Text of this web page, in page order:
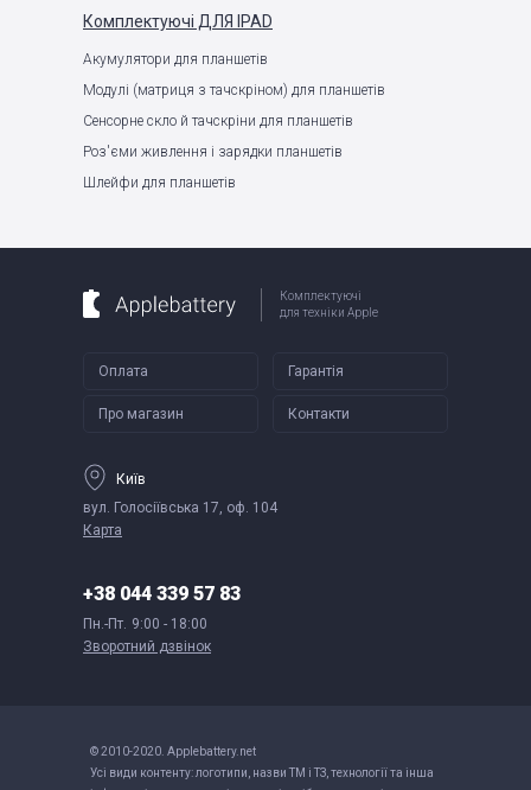
Комплектуючі ДЛЯ IPAD
Акумулятори для планшетів
Модулі (матриця з тачскріном) для планшетів
Сенсорне скло й тачскріни для планшетів
Роз'єми живлення і зарядки планшетів
Шлейфи для планшетів
Комплектуючі
для техніки Apple
Оплата Гарантія
Про магазин Контакти
Київ
вул. Голосіївська 17, оф. 104
Карта
+38 044 339 57 83
Пн.-Пт. 9:00 - 18:00
Зворотний дзвінок
© 2010-2020. Applebattery.net
Усі види контенту: логотипи, назви ТМ і ТЗ, технології та інша